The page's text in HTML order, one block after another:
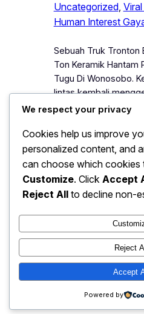
Uncategorized,
Human Interest
Sebuah Truk Tronton
Ton Keramik Hantam
Tugu Di Wonosobo.
lintas kembali
Kabupaten
menghantam
sekaligus menabrak
jalan. Peristiwa ini
sibuk dan langsung
masyarakat sekitar.
Hell Is What You
Inspiration &
We respect your privacy
Cookies help us improve
personalized content, and
can choose which cookies
Customize. Click Accept
Reject All to decline non-
Reject All
Accept
Powered by